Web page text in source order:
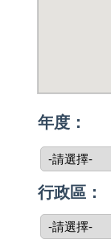
年度：
行政區：